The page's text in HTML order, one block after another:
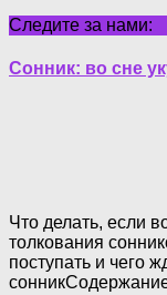
Следите за нами:
Сонник: во сне
Что делать, если
толкования
поступать и чего